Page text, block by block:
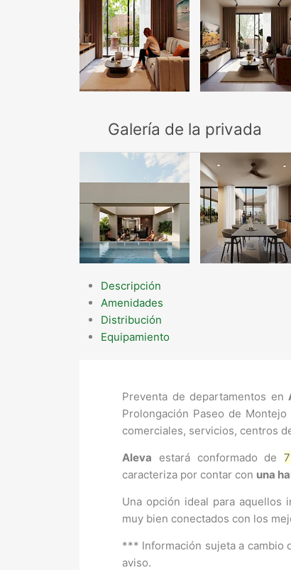
Galería de la privada
Descripción
Amenidades
Distribución
Equipamiento
Preventa de departamentos en
Prolongación Paseo de
comerciales, servicios, centros
Aleva estará conformado de
caracteriza por contar con una
Una opción ideal para aquellos
muy bien conectados con los
*** Información sujeta a cambio
aviso.